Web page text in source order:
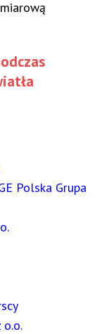
Polska Grupa
o.o.